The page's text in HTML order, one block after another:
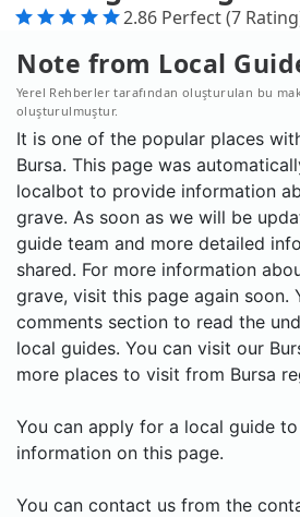
2.86 Perfect (7
Note from Local
Yerel Rehberler tarafından oluşturulan bu
oluşturulmuştur.
It is one of the popular places
Bursa. This page was
localbot to provide information
grave. As soon as we will be
guide team and more detailed
shared. For more information
grave, visit this page again soon.
comments section to read the
local guides. You can visit our
more places to visit from Bursa
You can apply for a local guide
information on this page.
You can contact us from the